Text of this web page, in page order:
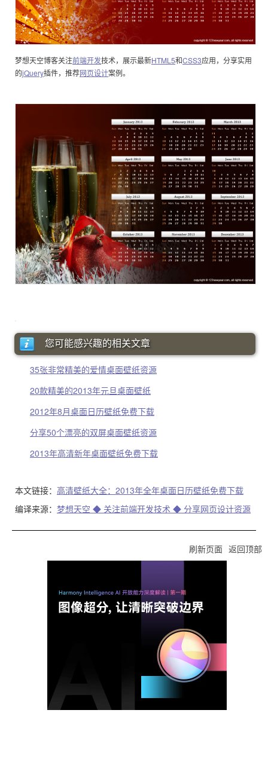
梦想天空博客关注前端开发技术，展示最新HTML5和CSS3应用，分享实用
的jQuery插件，推荐网页设计案例。
您可能感兴趣的相关文章
35张非常精美的爱情桌面壁纸资源
20款精美的2013年元旦桌面壁纸
2012年8月桌面日历壁纸免费下载
分享50个漂亮的双屏桌面壁纸资源
2013年高清新年桌面壁纸免费下载
本文链接： 高清壁纸大全：2013年全年桌面日历壁纸免费下载
编译来源： 梦想天空 ◆ 关注前端开发技术 ◆ 分享网页设计资源
刷新页面 返回顶部